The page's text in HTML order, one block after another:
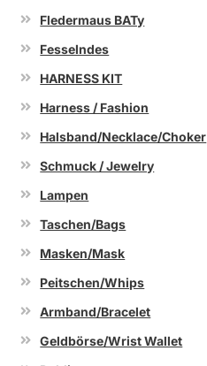
Fledermaus BATy
Fesselndes
HARNESS KIT
Harness / Fashion
Halsband/Necklace/Choker
Schmuck / Jewelry
Lampen
Taschen/Bags
Masken/Mask
Peitschen/Whips
Armband/Bracelet
Geldbörse/Wrist Wallet